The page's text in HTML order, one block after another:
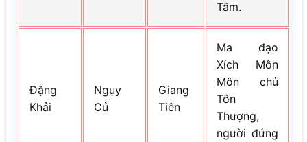
Tâm.
Đặng
Khải
Ngụy
Củ
Giang
Tiên
Ma đạo
Xích Môn
Môn chủ
Tôn
Thượng,
người đứng